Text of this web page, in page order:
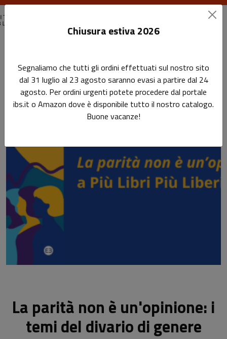
La parità non è un'opinione: i temi del divario di genere
La parità non è un'opinione: i
temi del divario di genere
Leggi l'articolo
Chiusura estiva 2026
Segnaliamo che tutti gli ordini effettuati sul nostro sito
dal 31 luglio al 23 agosto saranno evasi a partire dal 24
agosto. Per ordini urgenti potete procedere dal portale
ibs.it o Amazon dove è disponibile tutto il nostro catalogo.
Buone vacanze!